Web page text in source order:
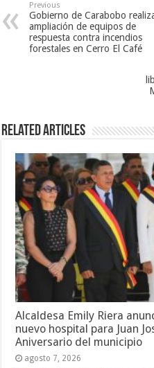
Previous
Gobierno de Carabobo
ampliación de equipos de
respuesta contra incendios
forestales en Cerro El Café
Related Articles
Alcaldesa Emily Riera
nuevo hospital para Juan
Aniversario del municipio
agosto 7, 2026